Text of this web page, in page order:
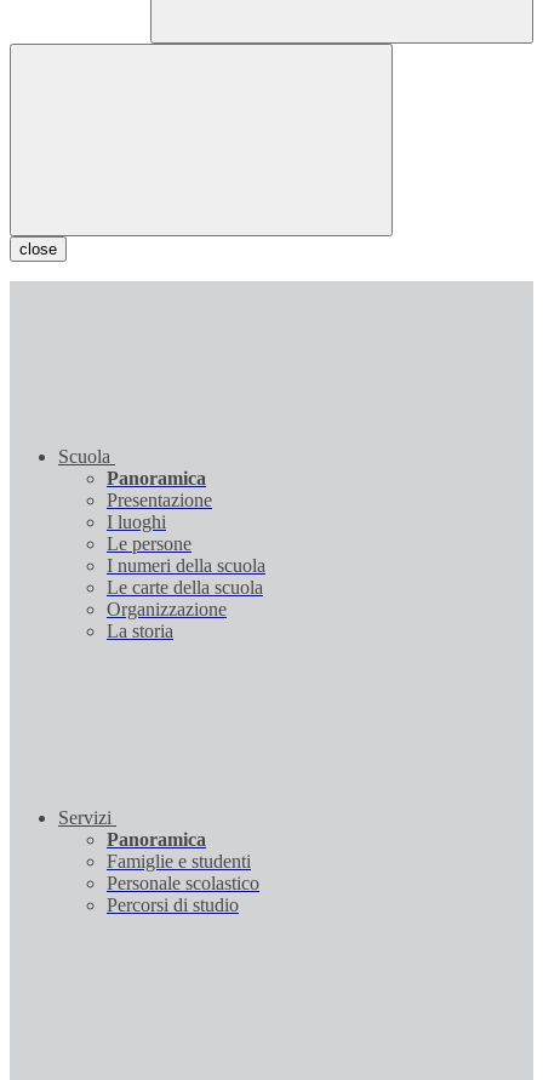
close
Scuola
Panoramica
Presentazione
I luoghi
Le persone
I numeri della scuola
Le carte della scuola
Organizzazione
La storia
Servizi
Panoramica
Famiglie e studenti
Personale scolastico
Percorsi di studio